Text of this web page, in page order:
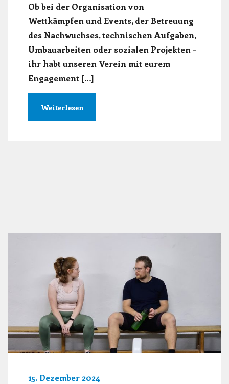
Ob bei der Organisation von
Wettkämpfen und Events, der Betreuung
des Nachwuchses, technischen Aufgaben,
Umbauarbeiten oder sozialen Projekten –
ihr habt unseren Verein mit eurem
Engagement […]
Weiterlesen
15. Dezember 2024